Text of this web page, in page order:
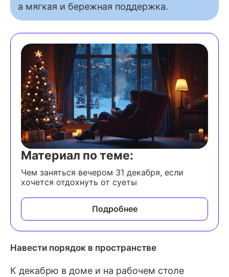
а мягкая и бережная поддержка.
Материал по теме:
Чем заняться вечером 31 декабря, если
хочется отдохнуть от суеты
Подробнее
Навести порядок в пространстве
К декабрю в доме и на рабочем столе